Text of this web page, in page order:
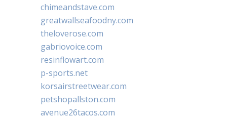
chimeandstave.com
greatwallseafoodny.com
theloverose.com
gabriovoice.com
resinflowart.com
p-sports.net
korsairstreetwear.com
petshopallston.com
avenue26tacos.com